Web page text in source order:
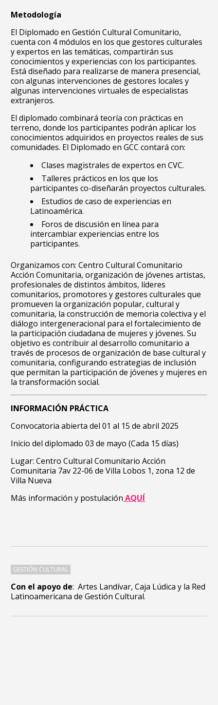
Con el apoyo de: Artes Landívar, Caja Lúdica y la Red
Latinoamericana de Gestión Cultural.
Metodología
El Diplomado en Gestión Cultural Comunitario,
cuenta con 4 módulos en los que gestores culturales
y expertos en las temáticas, compartirán sus
conocimientos y experiencias con los participantes.
Está diseñado para realizarse de manera presencial,
con algunas intervenciones de gestores locales y
algunas intervenciones virtuales de especialistas
extranjeros.
El diplomado combinará teoría con prácticas en
terreno, donde los participantes podrán aplicar los
conocimientos adquiridos en proyectos reales de sus
comunidades. El Diplomado en GCC contará con:
Clases magistrales de expertos en CVC.
Talleres prácticos en los que los
participantes co-diseñarán proyectos culturales.
Estudios de caso de experiencias en
Latinoamérica.
Foros de discusión en línea para
intercambiar experiencias entre los
participantes.
Organizamos con: Centro Cultural Comunitario
Acción Comunitaria, organización de jóvenes artistas,
profesionales de distintos ámbitos, líderes
comunitarios, promotores y gestores culturales que
promueven la organización popular, cultural y
comunitaria, la construcción de memoria colectiva y el
diálogo intergeneracional para el fortalecimiento de
la participación ciudadana de mujeres y jóvenes. Su
objetivo es contribuir al desarrollo comunitario a
través de procesos de organización de base cultural y
comunitaria, configurando estrategias de inclusión
que permitan la participación de jóvenes y mujeres en
la transformación social.
INFORMACIÓN PRÁCTICA
Convocatoria abierta del 01 al 15 de abril 2025
Inicio del diplomado 03 de mayo (Cada 15 días)
Lugar: Centro Cultural Comunitario Acción
Comunitaria 7av 22-06 de Villa Lobos 1, zona 12 de
Villa Nueva
Más información y postulación AQUÍ
GESTIÓN CULTURAL